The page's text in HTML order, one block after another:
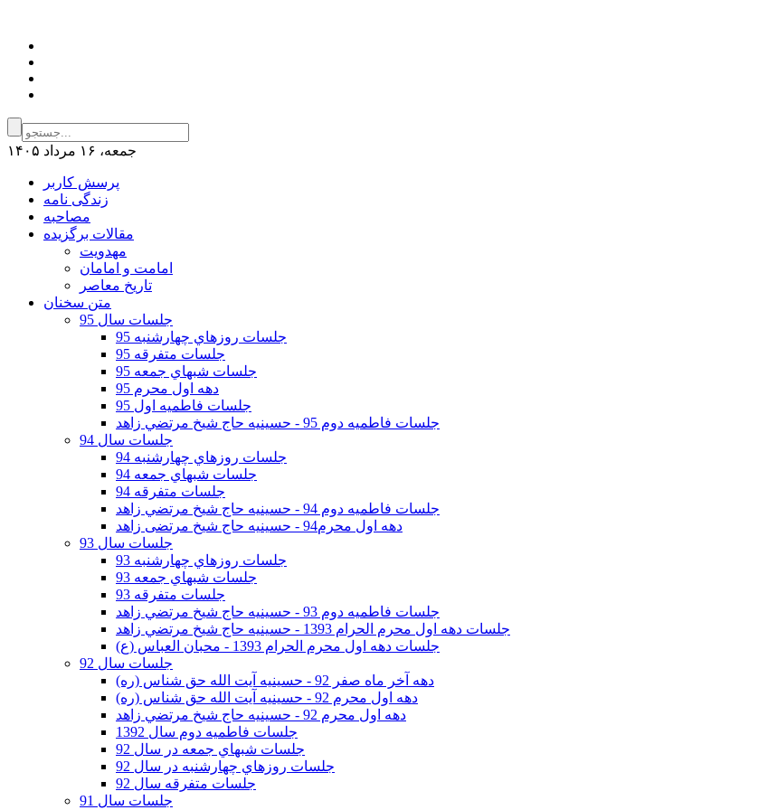
جمعه، ۱۶ مرداد ۱۴۰۵
پرسش کاربر
زندگی نامه
مصاحبه
مقالات برگزیده
مهدویت
امامت و امامان
تاریخ معاصر
متن سخنان
جلسات سال 95
جلسات روزهاي چهارشنبه 95
جلسات متفرقه 95
جلسات شبهاي جمعه 95
دهه اول محرم 95
جلسات فاطمیه اول 95
جلسات فاطمیه دوم 95 - حسينيه حاج شيخ مرتضي زاهد
جلسات سال 94
جلسات روزهاي چهارشنبه 94
جلسات شبهاي جمعه 94
جلسات متفرقه 94
جلسات فاطميه دوم 94 - حسينيه حاج شيخ مرتضي زاهد
دهه اول محرم94 - حسینیه حاج شیخ مرتضی زاهد
جلسات سال 93
جلسات روزهاي چهارشنبه 93
جلسات شبهاي جمعه 93
جلسات متفرقه 93
جلسات فاطميه دوم 93 - حسينيه حاج شيخ مرتضي زاهد
جلسات دهه اول محرم الحرام 1393 - حسينيه حاج شيخ مرتضي زاهد
جلسات دهه اول محرم الحرام 1393 - محبان العباس (ع)
جلسات سال 92
دهه آخر ماه صفر 92 - حسينيه آيت الله حق شناس (ره)
دهه اول محرم 92 - حسينيه آيت الله حق شناس (ره)
دهه اول محرم 92 - حسينيه حاج شيخ مرتضي زاهد
جلسات فاطميه دوم سال 1392
جلسات شبهاي جمعه در سال 92
جلسات روزهاي چهارشنبه در سال 92
جلسات متفرقه سال 92
جلسات سال 91